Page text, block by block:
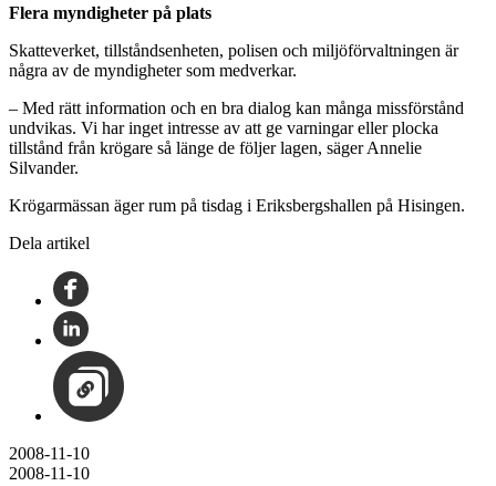
Flera myndigheter på plats
Skatteverket, tillståndsenheten, polisen och miljöförvaltningen är
några av de myndigheter som medverkar.
– Med rätt information och en bra dialog kan många missförstånd
undvikas. Vi har inget intresse av att ge varningar eller plocka
tillstånd från krögare så länge de följer lagen, säger Annelie
Silvander.
Krögarmässan äger rum på tisdag i Eriksbergshallen på Hisingen.
Dela artikel
2008-11-10
2008-11-10